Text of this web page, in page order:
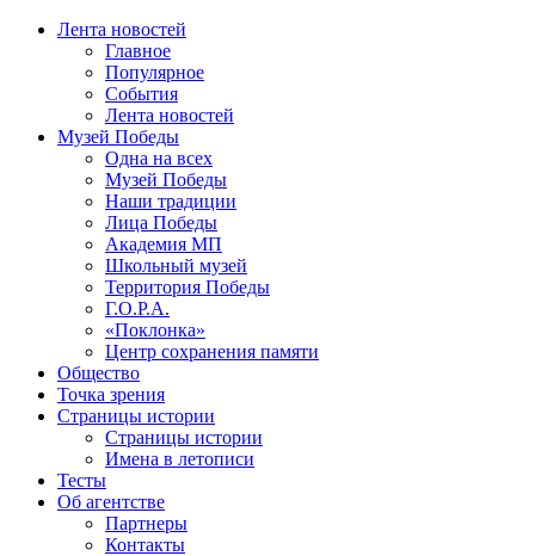
Лента новостей
Главное
Популярное
События
Лента новостей
Музей Победы
Одна на всех
Музей Победы
Наши традиции
Лица Победы
Академия МП
Школьный музей
Территория Победы
Г.О.Р.А.
«Поклонка»
Центр сохранения памяти
Общество
Точка зрения
Страницы истории
Страницы истории
Имена в летописи
Тесты
Об агентстве
Партнеры
Контакты